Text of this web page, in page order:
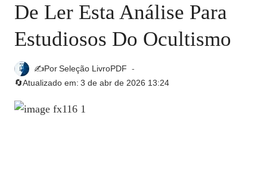
De Ler Esta Análise Para
Estudiosos Do Ocultismo
✍️PorSeleção LivroPDF
🔄Atualizado em: 3 de abr de 2026 13:24